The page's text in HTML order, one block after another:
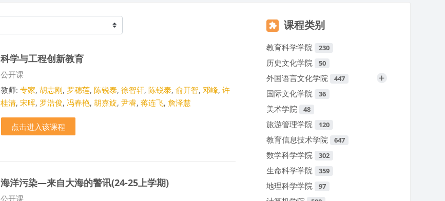
科学与工程创新教育
课程类别
公开课
教师:专家,胡志刚, 罗穗莲,陈锐泰,徐智轩,陈锐泰,俞开智,邓峰,许
桂清,宋晖, 罗浩俊, 冯春艳,胡嘉旋,尹睿,蒋连飞,詹泽慧
点击进入该课程
海洋污染—来自大海的警讯(24-25上学期)
课程类别
公开课
课程类别
教育科学学院 230
历史文化学院 50
外国语言文化学院 447 +
国际文化学院 36
美术学院 48
旅游管理学院 120
教育信息技术学院 647
数学科学学院 302
生命科学学院 359
地理科学学院 97